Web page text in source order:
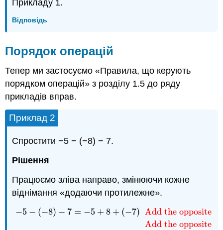
Прикладу 1.
Відповідь
Порядок операцій
Тепер ми застосуємо «Правила, що керують
порядком операцій» з розділу 1.5 до ряду
прикладів вправ.
Приклад 2
Спростити −5 − (−8) − 7.
Рішення
Працюємо зліва направо, змінюючи кожне
віднімання «додаючи протилежне».
−5 − (−8) − 7 = −5 + 8 + (−7) Add the opposite
Add the opposite
−5− (− 8)−7=− 5+8 +(− 7) Add the opposite of−8,